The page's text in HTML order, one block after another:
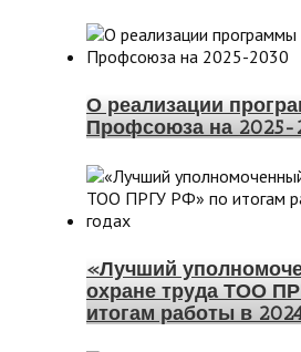
О реализации
Профсоюза на 2025-
«Лучший
охране труда ТОО
итогам работы в